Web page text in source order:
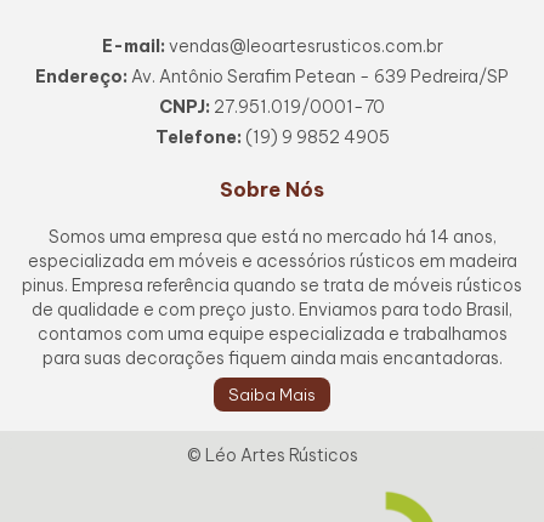
E-mail: vendas@leoartesrusticos.com.br
Endereço: Av. Antônio Serafim Petean - 639 Pedreira/SP
CNPJ: 27.951.019/0001-70
Telefone: (19) 9 9852 4905
Sobre Nós
Somos uma empresa que está no mercado há 14 anos,
especializada em móveis e acessórios rústicos em madeira
pinus. Empresa referência quando se trata de móveis rústicos
de qualidade e com preço justo. Enviamos para todo Brasil,
contamos com uma equipe especializada e trabalhamos
para suas decorações fiquem ainda mais encantadoras.
Saiba Mais
© Léo Artes Rústicos